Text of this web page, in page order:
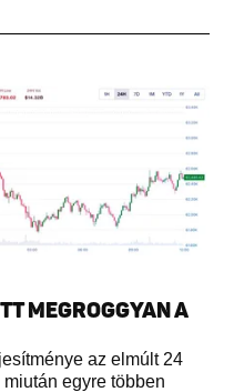
MEGROGGYAN A
az elmúlt 24
egyre többen